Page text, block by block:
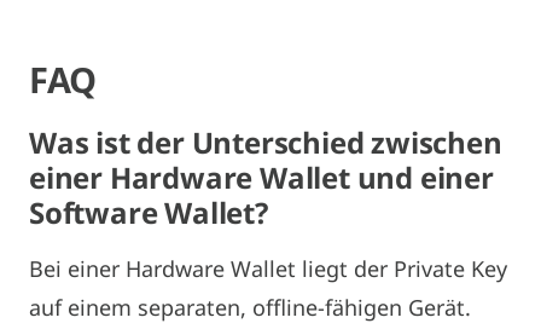
FAQ
Was ist der Unterschied zwischen
einer Hardware Wallet und einer
Software Wallet?
Bei einer Hardware Wallet liegt der Private Key
auf einem separaten, offline-fähigen Gerät.